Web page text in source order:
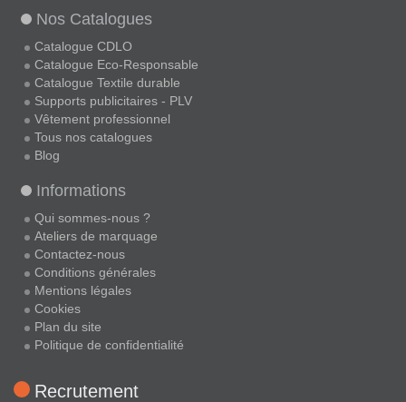
Nos Catalogues
Catalogue CDLO
Catalogue Eco-Responsable
Catalogue Textile durable
Supports publicitaires - PLV
Vêtement professionnel
Tous nos catalogues
Blog
Informations
Qui sommes-nous ?
Ateliers de marquage
Contactez-nous
Conditions générales
Mentions légales
Cookies
Plan du site
Politique de confidentialité
Recrutement